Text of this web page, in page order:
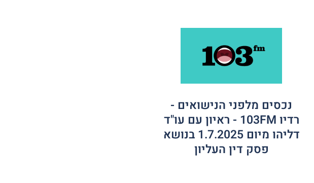
נכסים מלפני הנישואים -
רדיו 103FM - ראיון עם עו"ד
דליהו מיום 1.7.2025 בנושא
פסק דין העליון